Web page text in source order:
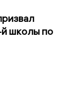
школы по